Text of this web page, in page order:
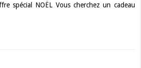
spécial NOËL Vous cherchez un cadeau